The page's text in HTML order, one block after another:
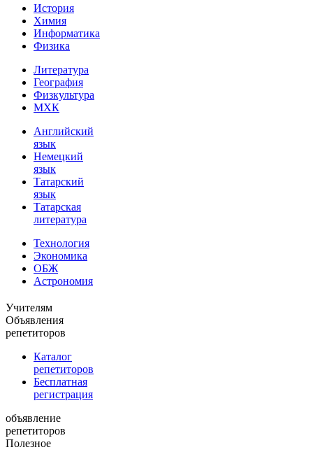
История
Химия
Информатика
Физика
Литература
География
Физкультура
МХК
Английский
язык
Немецкий
язык
Татарский
язык
Татарская
литература
Технология
Экономика
ОБЖ
Астрономия
Учителям
Объявления
репетиторов
Каталог
репетиторов
Бесплатная
регистрация
объявление
репетиторов
Полезное